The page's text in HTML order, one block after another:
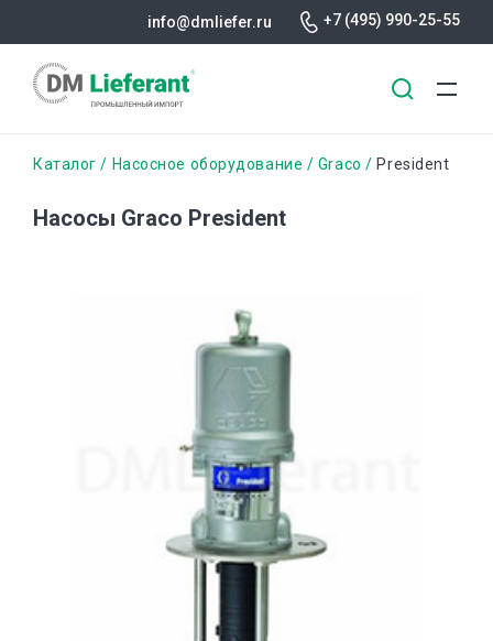
основному
содержанию
info@dmliefer.ru +7 (495) 990-25-55
Строка
навигации
Каталог Насосное оборудование Graco President
Насосы Graco President